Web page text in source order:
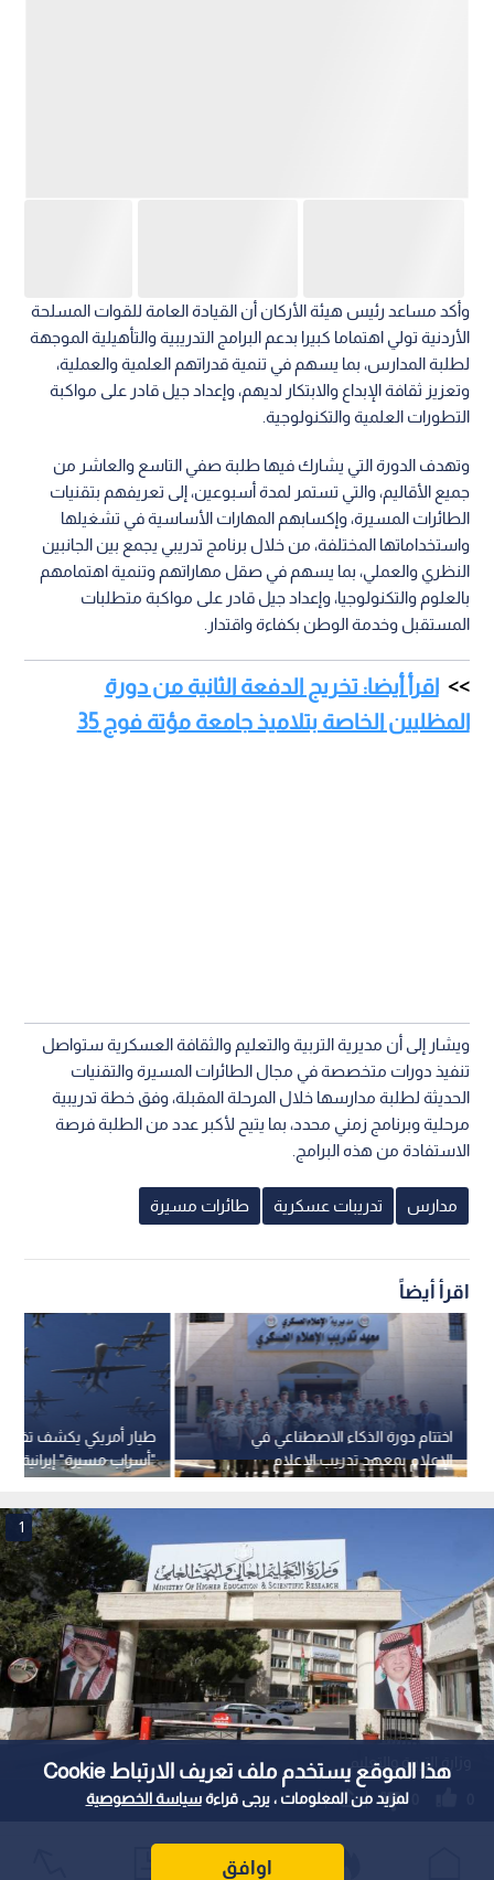
هذا الموقع يستخدم ملف تعريف الارتباط Cookie
لمزيد من المعلومات ، يرجى قراءةسياسة الخصوصية
اوافق
وأكد مساعد رئيس هيئة الأركان أن القيادة العامة للقوات المسلحة
الأردنية تولي اهتماما كبيرا بدعم البرامج التدريبية والتأهيلية الموجهة
لطلبة المدارس، بما يسهم في تنمية قدراتهم العلمية والعملية،
وتعزيز ثقافة الإبداع والابتكار لديهم، وإعداد جيل قادر على مواكبة
التطورات العلمية والتكنولوجية.
وتهدف الدورة التي يشارك فيها طلبة صفي التاسع والعاشر من
جميع الأقاليم، والتي تستمر لمدة أسبوعين، إلى تعريفهم بتقنيات
الطائرات المسيرة، وإكسابهم المهارات الأساسية في تشغيلها
واستخداماتها المختلفة، من خلال برنامج تدريبي يجمع بين الجانبين
النظري والعملي، بما يسهم في صقل مهاراتهم وتنمية اهتمامهم
بالعلوم والتكنولوجيا، وإعداد جيل قادر على مواكبة متطلبات
المستقبل وخدمة الوطن بكفاءة واقتدار.
اقرأ أيضا: تخريج الدفعة الثانية من دورة
المظليين الخاصة بتلاميذ جامعة مؤتة فوج 35
ويشار إلى أن مديرية التربية والتعليم والثقافة العسكرية ستواصل
تنفيذ دورات متخصصة في مجال الطائرات المسيرة والتقنيات
الحديثة لطلبة مدارسها خلال المرحلة المقبلة، وفق خطة تدريبية
مرحلية وبرنامج زمني محدد، بما يتيح لأكبر عدد من الطلبة فرصة
الاستفادة من هذه البرامج.
مدارس تدريبات عسكرية طائرات مسيرة
اقرأ أيضاً
طيار أمريكي يكشف
"أسراب مسيرة" إيرانية
إسقاط مقاتلته
اختتام دورة الذكاء الاصطناعي في
الإعلام بمعهد تدريب الإعلام
العسكري
وزارة التربية والتعليم
1
"التعليم العالي" تكشف أسباب إلغاء امتحان